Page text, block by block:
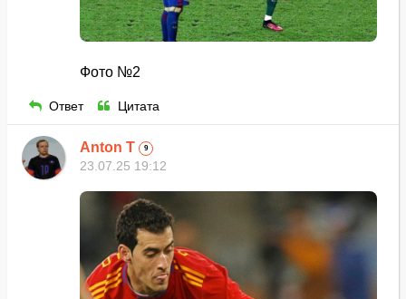
Фото №2
Ответ Цитата
Anton T 9
23.07.25 19:12